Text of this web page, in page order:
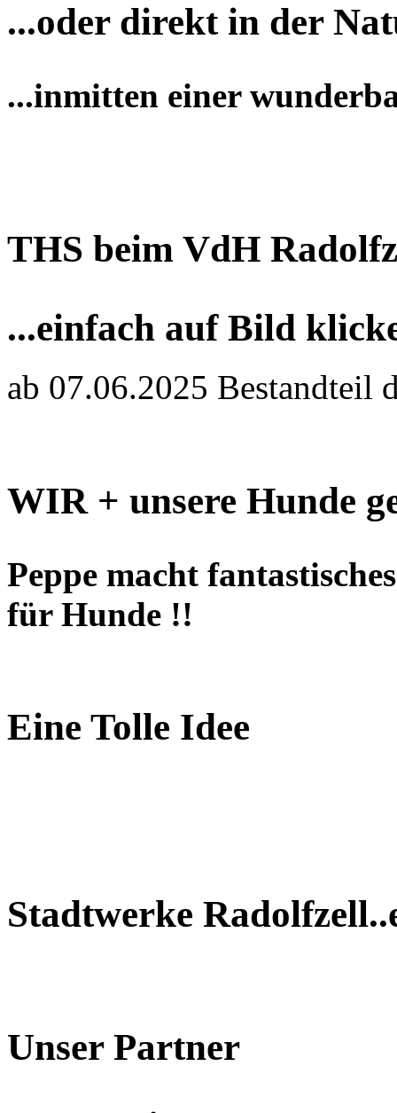
...oder direkt in der
...inmitten einer
THS beim VdH
...einfach auf Bild
ab 07.06.2025 Bestandteil
WIR + unsere Hunde
Peppe macht
für Hunde !!
Eine Tolle Idee
Stadtwerke
Unser Partner